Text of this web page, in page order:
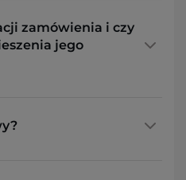
zamówienia i czy
jego